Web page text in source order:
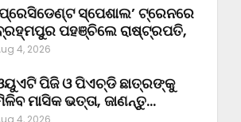
ସ୍ପେଶାଲ’ ଟ୍ରେନରେ
ପହଞ୍ଚିଲେ ରାଷ୍ଟ୍ରପତି,
4, 2026
ପିଜି ଓ ପିଏଚ୍‌ଡି ଛାତ୍ରଙ୍କୁ
ମାସିକ ଭତ୍ତା, ଜାଣନ୍ତୁ…